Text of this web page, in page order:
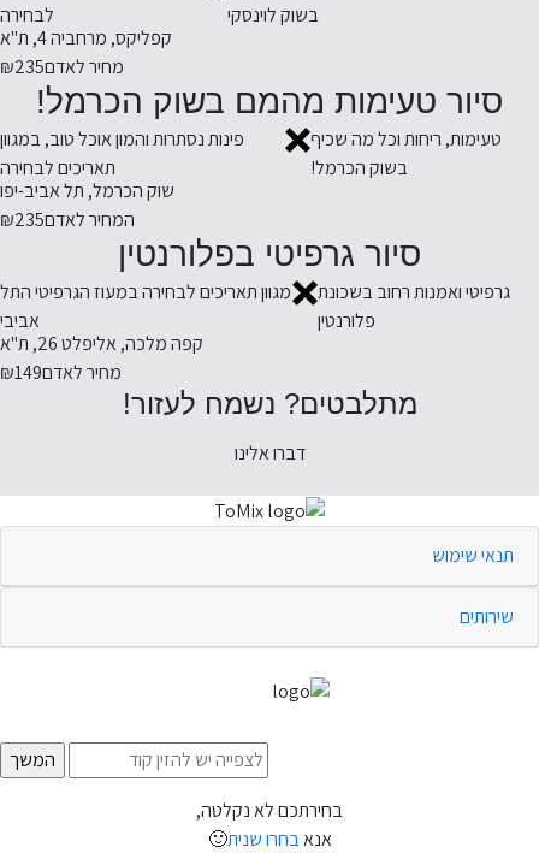
בשוק לוינסקי
לבחירה
קפליקס, מרחביה 4, ת"א
מחיר לאדם₪235
סיור טעימות מהמם בשוק הכרמל!
טעימות, ריחות וכל מה שכיף
בשוק הכרמל!
פינות נסתרות והמון אוכל טוב, במגוון
תאריכים לבחירה
שוק הכרמל, תל אביב-יפו
המחיר לאדם₪235
סיור גרפיטי בפלורנטין
גרפיטי ואמנות רחוב בשכונת
פלורנטין
מגוון תאריכים לבחירה במעוז הגרפיטי התל
אביבי
קפה מלכה, אליפלט 26, ת"א
מחיר לאדם₪149
מתלבטים? נשמח לעזור!
דברו אלינו
תנאי שימוש
שירותים
בחירתכם לא נקלטה,
אנאבחרו שנית🙂